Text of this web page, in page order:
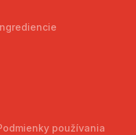
používania